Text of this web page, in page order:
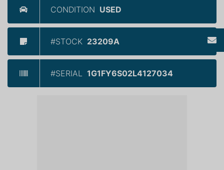
CONDITION USED
#STOCK 23209A
#SERIAL 1G1FY6S02L4127034